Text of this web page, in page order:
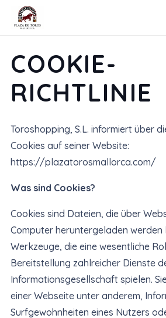
COOKIE-
RICHTLINIE
Toroshopping, S.L. informiert über
Cookies auf seiner Website:
https://plazatorosmallorca.com/
Was sind Cookies?
Cookies sind Dateien, die über
Computer heruntergeladen werden
Werkzeuge, die eine wesentliche
Bereitstellung zahlreicher Dienste
Informationsgesellschaft spielen.
einer Webseite unter anderem,
Surfgewohnheiten eines Nutzers